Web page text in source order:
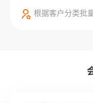
根据客户分类批